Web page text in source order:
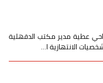
عطية مدير مكتب الدقهلية
الانتهازية ا…